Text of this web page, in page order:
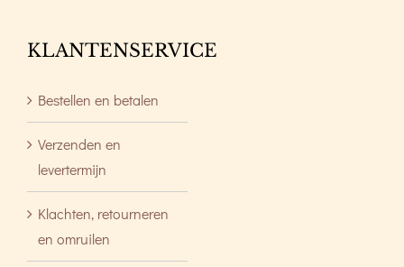
KLANTENSERVICE
Bestellen en betalen
Verzenden en
levertermijn
Klachten, retourneren
en omruilen